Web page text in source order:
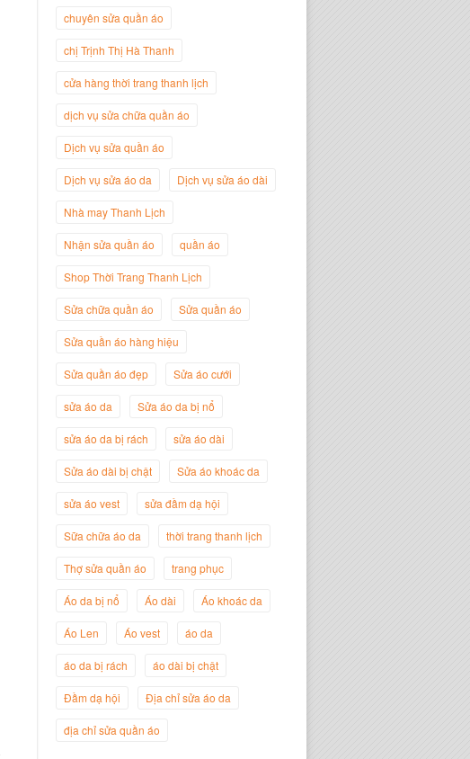
Giám Đốc Thương Hiệu Giày Thời
Nguyễn Minh Đức
Giám Đốc Công ty Cây Xanh Gia
Nguyễn
Nguyễn Đắc Định
Giám Đốc Công ty Twist Potato
chuyên sửa quần áo
chị Trịnh Thị Hà Thanh
cửa hàng thời trang thanh lịch
dịch vụ sửa chữa quần áo
Dịch vụ sửa quần áo
Dịch vụ sửa áo da Dịch vụ sửa áo dài
Nhà may Thanh Lịch
Nhận sửa quần áo quần áo
Shop Thời Trang Thanh Lịch
Sửa chữa quần áo Sửa quần áo
Sửa quần áo hàng hiệu
Sửa quần áo đẹp Sửa áo cưới
sửa áo da Sửa áo da bị nổ
sửa áo da bị rách sửa áo dài
Sửa áo dài bị chật Sửa áo khoác da
sửa áo vest sửa đầm dạ hội
Sữa chữa áo da thời trang thanh lịch
Thợ sửa quần áo trang phục
Áo da bị nổ Áo dài Áo khoác da
Áo Len Áo vest áo da
áo da bị rách áo dài bị chật
Đầm dạ hội Địa chỉ sửa áo da
địa chỉ sửa quần áo